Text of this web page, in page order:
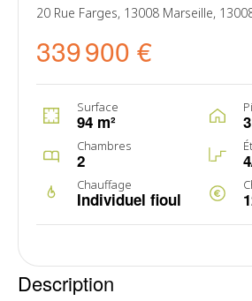
20 Rue Farges, 13008 Marseille,
339 900 €
Surface
94 m² 3
Chambres
2
Chauffage
Individuel fioul
Description